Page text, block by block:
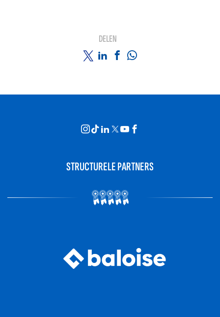
DELEN
STRUCTURELE PARTNERS